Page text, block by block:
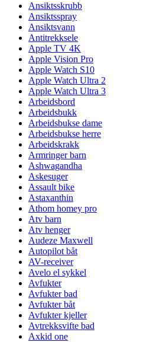
Ansiktsskrubb
Ansiktsspray
Ansiktsvann
Antitrekksele
Apple TV 4K
Apple Vision Pro
Apple Watch S10
Apple Watch Ultra 2
Apple Watch Ultra 3
Arbeidsbord
Arbeidsbukk
Arbeidsbukse dame
Arbeidsbukse herre
Arbeidskrakk
Armringer barn
Ashwagandha
Askesuger
Assault bike
Astaxanthin
Athom homey pro
Atv barn
Atv henger
Audeze Maxwell
Autopilot båt
AV-receiver
Avelo el sykkel
Avfukter
Avfukter bad
Avfukter båt
Avfukter kjeller
Avtrekksvifte bad
Axkid one